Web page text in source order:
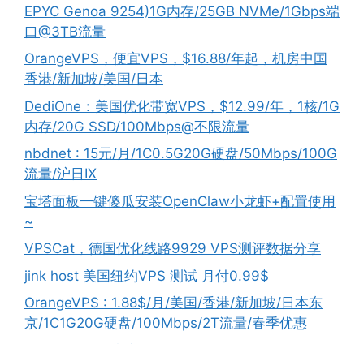
EPYC Genoa 9254)1G内存/25GB NVMe/1Gbps端
口@3TB流量
OrangeVPS，便宜VPS，$16.88/年起，机房中国
香港/新加坡/美国/日本
DediOne：美国优化带宽VPS，$12.99/年，1核/1G
内存/20G SSD/100Mbps@不限流量
nbdnet : 15元/月/1C0.5G20G硬盘/50Mbps/100G
流量/沪日IX
宝塔面板一键傻瓜安装OpenClaw小龙虾+配置使用
~
VPSCat，德国优化线路9929 VPS测评数据分享
jink host 美国纽约VPS 测试 月付0.99$
OrangeVPS : 1.88$/月/美国/香港/新加坡/日本东
京/1C1G20G硬盘/100Mbps/2T流量/春季优惠